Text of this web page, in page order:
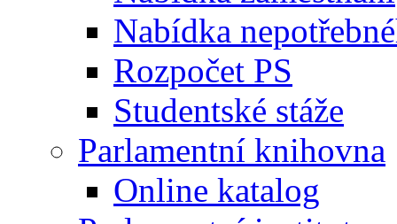
Nabídka
Rozpočet PS
Studentské stáže
Parlamentní knihovna
Online katalog